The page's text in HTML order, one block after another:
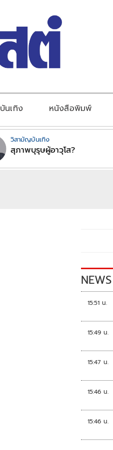
บันเทิง หนังสือพิมพ์
วิสามัญบันเทิง
สุภาพบุรุษผู้อาวุโส?
15:51 น.
15:49 น.
15:47 น.
15:46 น.
15:46 น.